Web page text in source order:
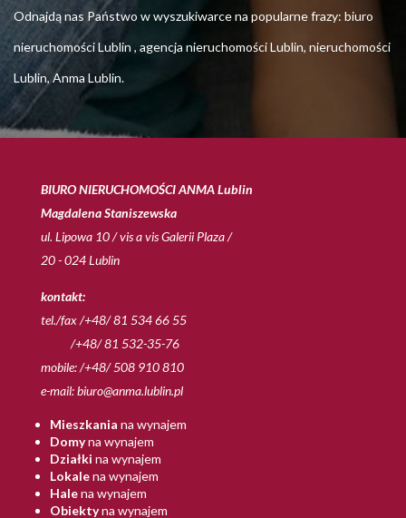
Odnajdą nas Państwo w wyszukiwarce na popularne frazy: biuro
nieruchomości Lublin , agencja nieruchomości Lublin, nieruchomości
Lublin, Anma Lublin.
BIURO NIERUCHOMOŚCI ANMA Lublin
Magdalena Staniszewska
ul. Lipowa 10 / vis a vis Galerii Plaza /
20 - 024 Lublin
kontakt:
tel./fax /+48/ 81 534 66 55
/+48/ 81 532-35-76
mobile: /+48/ 508 910 810
e-mail:biuro@anma.lublin.pl
Mieszkania na wynajem
Domyna wynajem
Działki na wynajem
Lokalena wynajem
Halena wynajem
Obiektyna wynajem